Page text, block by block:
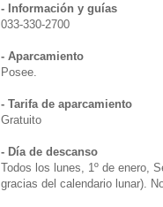
- Información y guías
033-330-2700
- Aparcamiento
Posee.
- Tarifa de aparcamiento
Gratuito
- Día de descanso
Todos los lunes, 1º de enero,
gracias del calendario lunar).